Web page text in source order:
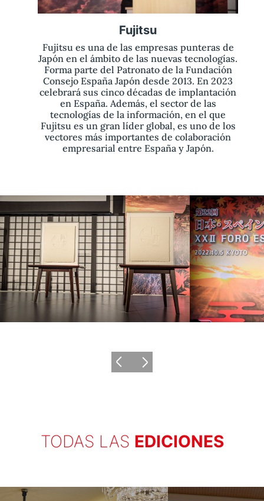
Fujitsu
Fujitsu es una de las empresas punteras de
Japón en el ámbito de las nuevas tecnologías.
Forma parte del Patronato de la Fundación
Consejo España Japón desde 2013. En 2023
celebrará sus cinco décadas de implantación
en España. Además, el sector de las
tecnologías de la información, en el que
Fujitsu es un gran líder global, es uno de los
vectores más importantes de colaboración
empresarial entre España y Japón.
TODAS LAS EDICIONES